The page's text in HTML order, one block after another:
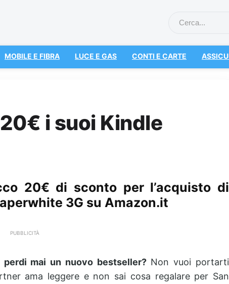
MOBILE E FIBRA LUCE E GAS CONTI E CARTE
i suoi Kindle
20€ di sconto per l’acquisto di
3G su Amazon.it
PUBBLICITÀ
mai un nuovo bestseller?Non vuoi portarti
ama leggere e non sai cosa regalare per San